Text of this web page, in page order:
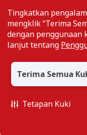
Tingkatkan
mengklik “Terima
dengan penggunaan
lanjut tentang
Terima Semua
Tetapan Kuki
CIMB Thai
CIMB Bank (VN)
CIMB Bank (PH)
Pelanggan tidak perlu
atau mengakses maklumat
laman web. Butiran perbadi
produk atau perkhidmatan.
CIMB Bank: All rights
197201001799 (13491-P)